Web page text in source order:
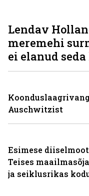
Lendav
meremehi
ei elanud
Auschwitzist
Esimese
Teises
ja seiklusrikas